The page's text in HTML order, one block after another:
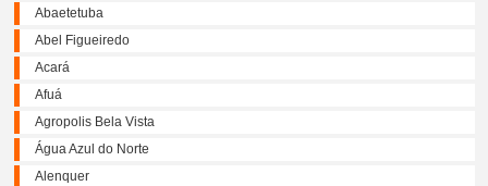
Abaetetuba
Abel Figueiredo
Acará
Afuá
Agropolis Bela Vista
Água Azul do Norte
Alenquer